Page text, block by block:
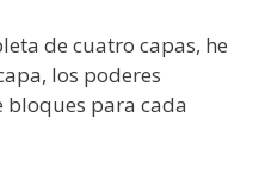
de cuatro capas, he
los poderes
bloques para cada